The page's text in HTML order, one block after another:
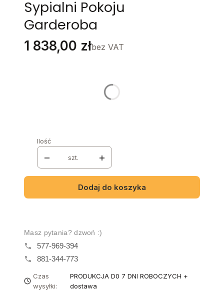
Sypialni Pokoju
Garderoba
Cena
1 838,00 złbez VAT
Ilość
szt.
Dodaj do koszyka
Masz pytania? dzwoń :)
577-969-394
881-344-773
Czas
wysyłki:
PRODUKCJA D0 7 DNI ROBOCZYCH +
dostawa